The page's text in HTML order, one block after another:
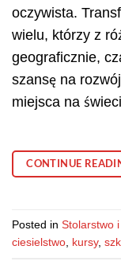
oczywista.
wielu, którzy z
geograficznie,
szansę na
miejsca na
CONTINUE
Posted in Stolarstwo
ciesielstwo, kursy,